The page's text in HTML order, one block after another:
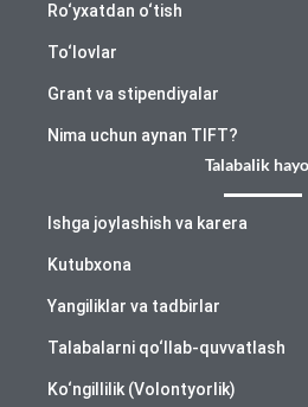
Ro‘yxatdan o‘tish
To‘lovlar
Grant va stipendiyalar
Nima uchun aynan TIFT?
Talabalik
Ishga joylashish va karera
Kutubxona
Yangiliklar va tadbirlar
Talabalarni qo‘llab-quvvatlash
Ko‘ngillilik (Volontyorlik)